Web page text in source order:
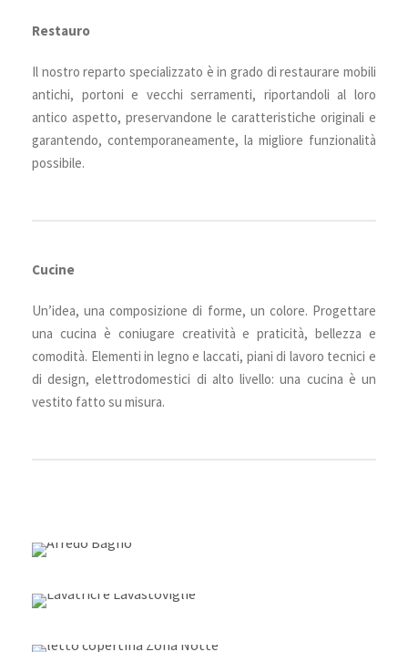
Restauro
Il nostro reparto specializzato è in grado di restaurare mobili
antichi, portoni e vecchi serramenti, riportandoli al loro
antico aspetto, preservandone le caratteristiche originali e
garantendo, contemporaneamente, la migliore funzionalità
possibile.
Cucine
Un’idea, una composizione di forme, un colore. Progettare
una cucina è coniugare creatività e praticità, bellezza e
comodità. Elementi in legno e laccati, piani di lavoro tecnici e
di design, elettrodomestici di alto livello: una cucina è un
vestito fatto su misura.